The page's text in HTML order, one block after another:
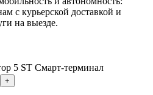
с курьерской доставкой и
на выезде.
5 ST Смарт-терминал